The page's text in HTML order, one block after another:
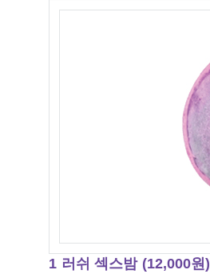
1 러쉬 섹스밤 (12,000원)